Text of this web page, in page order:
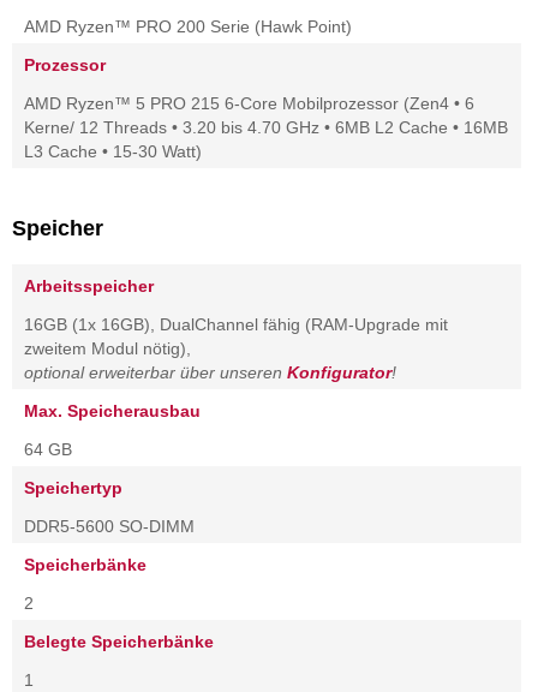
AMD Ryzen™ PRO 200 Serie (Hawk Point)
Prozessor
AMD Ryzen™ 5 PRO 215 6-Core Mobilprozessor (Zen4 • 6
Kerne/ 12 Threads • 3.20 bis 4.70 GHz • 6MB L2 Cache • 16MB
L3 Cache • 15-30 Watt)
Speicher
Arbeitsspeicher
16GB (1x 16GB), DualChannel fähig (RAM-Upgrade mit
zweitem Modul nötig),
optional erweiterbar über unseren Konfigurator!
Max. Speicherausbau
64 GB
Speichertyp
DDR5-5600 SO-DIMM
Speicherbänke
2
Belegte Speicherbänke
1